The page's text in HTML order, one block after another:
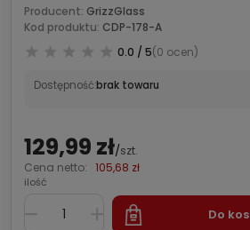
Producent: GrizzGlass
Kod produktu: CDP-178-A
0.0 / 5(0 ocen)
Dostępność:brak towaru
129,99 zł/szt.
Cena netto: 105,68 zł
ilość
Do